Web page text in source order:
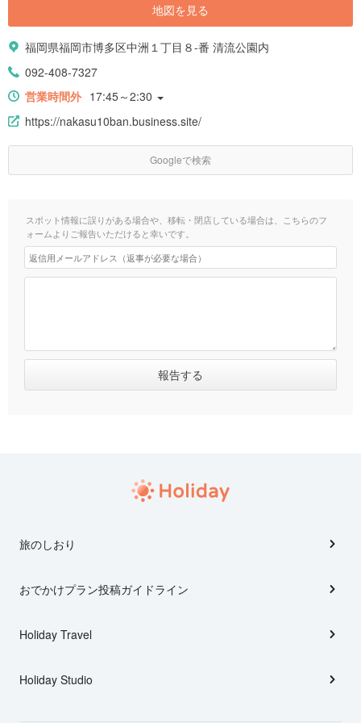
地図を見る
福岡県福岡市博多区中洲１丁目８-番 清流公園内
092-408-7327
営業時間外 17:45～2:30
https://nakasu10ban.business.site/
Googleで検索
スポット情報に誤りがある場合や、移転・閉店している場合は、こちらのフ
ォームよりご報告いただけると幸いです。
旅のしおり
おでかけプラン投稿ガイドライン
Holiday Travel
Holiday Studio